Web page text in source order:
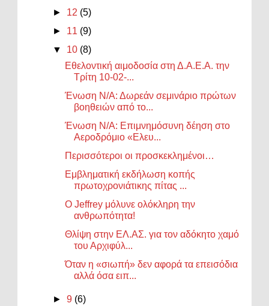
► 12 (5)
► 11 (9)
▼ 10 (8)
Εθελοντική αιμοδοσία στη Δ.Α.Ε.Α. την
Τρίτη 10-02-...
Ένωση Ν/Α: Δωρεάν σεμινάριο πρώτων
βοηθειών από το...
Ένωση Ν/Α: Επιμνημόσυνη δέηση στο
Αεροδρόμιο «Ελευ...
Περισσότεροι οι προσκεκλημένοι…
Εμβληματική εκδήλωση κοπής
πρωτοχρονιάτικης πίτας ...
Ο Jeffrey μόλυνε ολόκληρη την
ανθρωπότητα!
Θλίψη στην ΕΛ.ΑΣ. για τον αδόκητο χαμό
του Αρχιφύλ...
Όταν η «σιωπή» δεν αφορά τα επεισόδια
αλλά όσα ειπ...
►9 (6)